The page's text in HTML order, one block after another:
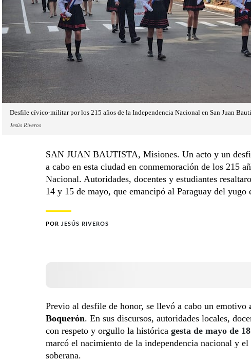
Desfile cívico-militar por los 215 años de la Independencia Nacional en San Juan
Jesús Riveros
SAN JUAN BAUTISTA, Misiones. Un acto y un
a cabo en esta ciudad en conmemoración de los 215
Nacional. Autoridades, docentes y estudiantes
14 y 15 de mayo, que emancipó al Paraguay del yugo
POR JESÚS RIVEROS
Previo al desfile de honor, se llevó a cabo un emotivo
Boquerón. En sus discursos, autoridades locales,
con respeto y orgullo la histórica gesta de mayo de
marcó el nacimiento de la independencia nacional y
soberana.